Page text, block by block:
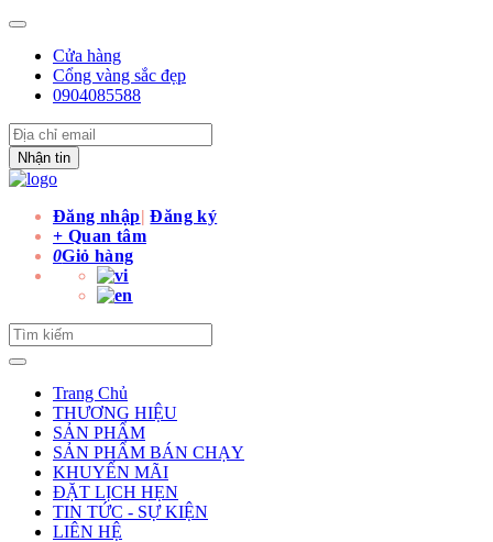
Cửa hàng
Cổng vàng sắc đẹp
0904085588
Nhận tin
Đăng nhập|Đăng ký
+ Quan tâm
0Giỏ hàng
Trang Chủ
THƯƠNG HIỆU
SẢN PHẨM
SẢN PHẨM BÁN CHẠY
KHUYẾN MÃI
ĐẶT LỊCH HẸN
TIN TỨC - SỰ KIỆN
LIÊN HỆ